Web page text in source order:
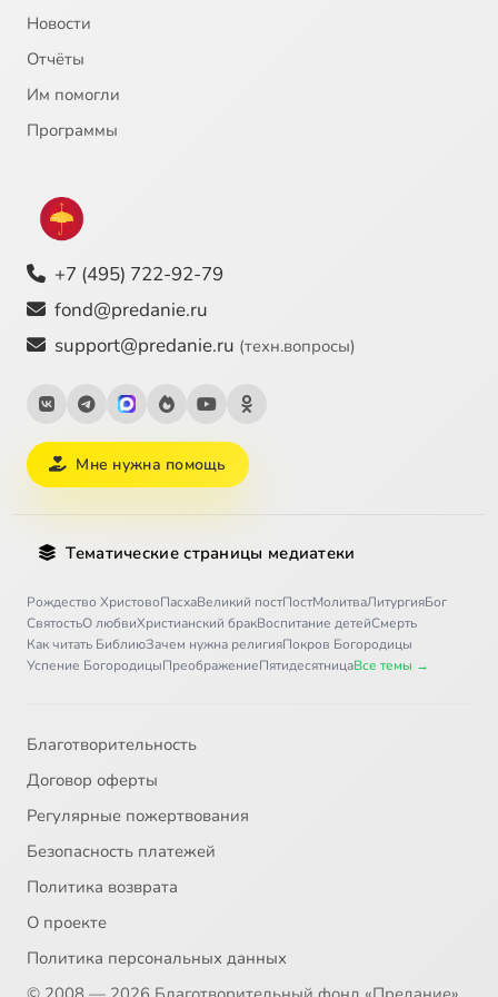
Новости
Отчёты
Им помогли
Программы
+7 (495) 722-92-79
fond@predanie.ru
support@predanie.ru (техн.вопросы)
Мне нужна помощь
Тематические страницы медиатеки
Рождество ХристовоПасхаВеликий постПостМолитваЛитургияБог
СвятостьО любвиХристианский бракВоспитание детейСмерть
Как читать БиблиюЗачем нужна религияПокров Богородицы
Успение БогородицыПреображениеПятидесятницаВсе темы →
Благотворительность
Договор оферты
Регулярные пожертвования
Безопасность платежей
Политика возврата
О проекте
Политика персональных данных